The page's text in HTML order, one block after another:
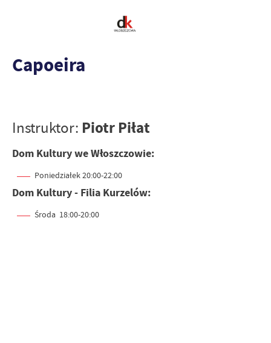
Capoeira
Instruktor: Piotr Piłat
Dom Kultury we Włoszczowie:
Poniedziałek 20:00-22:00
Dom Kultury - Filia Kurzelów:
Środa 18:00-20:00